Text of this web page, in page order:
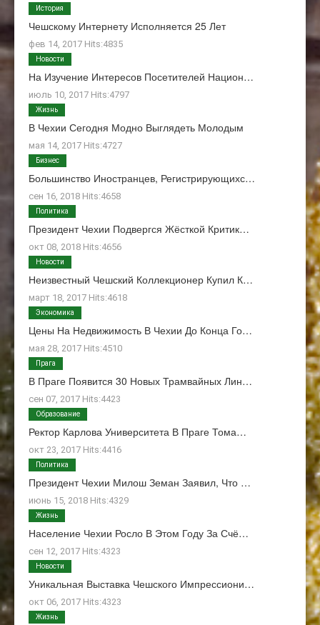
Чешскому Интернету Исполняется 25 Лет
фев 14, 2017 Hits:4835
История
На Изучение Интересов Посетителей Национ…
июль 10, 2017 Hits:4797
Новости
В Чехии Сегодня Модно Выглядеть Молодым
мая 14, 2017 Hits:4727
Жизнь
Большинство Иностранцев, Регистрирующихс…
сен 16, 2018 Hits:4658
Бизнес
Президент Чехии Подвергся Жёсткой Критик…
окт 08, 2018 Hits:4656
Политика
Неизвестный Чешский Коллекционер Купил К…
март 18, 2017 Hits:4618
Новости
Цены На Недвижимость В Чехии До Конца Го…
мая 28, 2017 Hits:4510
Экономика
В Праге Появится 30 Новых Трамвайных Лин…
сен 07, 2017 Hits:4423
Прага
Ректор Карлова Университета В Праге Тома…
окт 23, 2017 Hits:4416
Образование
Президент Чехии Милош Земан Заявил, Что …
июнь 15, 2018 Hits:4329
Политика
Население Чехии Росло В Этом Году За Счё…
сен 12, 2017 Hits:4323
Жизнь
Уникальная Выставка Чешского Импрессиони…
окт 06, 2017 Hits:4323
Новости
Жизнь